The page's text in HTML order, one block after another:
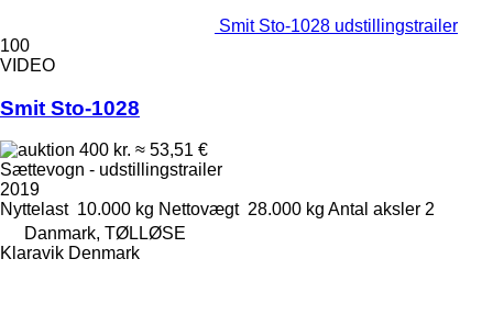
Smit Sto-1028 udstillingstrailer
100
VIDEO
Smit Sto-1028
400 kr. ≈ 53,51 €
Sættevogn - udstillingstrailer
2019
Nyttelast 10.000 kg Nettovægt 28.000 kg Antal aksler 2
Danmark, TØLLØSE
Klaravik Denmark